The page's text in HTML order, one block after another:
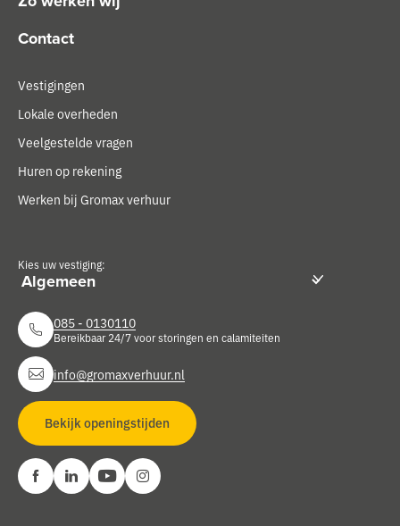
Contact
Vestigingen
Lokale overheden
Veelgestelde vragen
Huren op rekening
Werken bij Gromax verhuur
Kies uw vestiging:
085 - 0130110
Bereikbaar 24/7 voor storingen en calamiteiten
info@gromaxverhuur.nl
Bekijk openingstijden